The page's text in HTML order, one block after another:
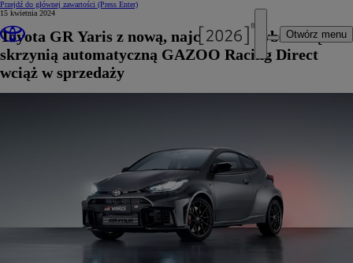
Przejdź do głównej zawartości (Press Enter)
Otwórz menu
15 kwietnia 2024
Toyota GR Yaris z nową, najchętniej wybieraną
skrzynią automatyczną GAZOO Racing Direct
wciąż w sprzedaży